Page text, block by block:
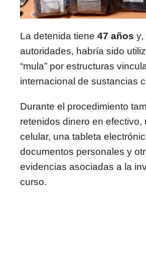
La detenida tiene 47 años y,
autoridades, habría sido
“mula” por estructuras
internacional de sustancias
Durante el procedimiento
retenidos dinero en efectivo,
celular, una tableta
documentos personales y
evidencias asociadas a la
curso.